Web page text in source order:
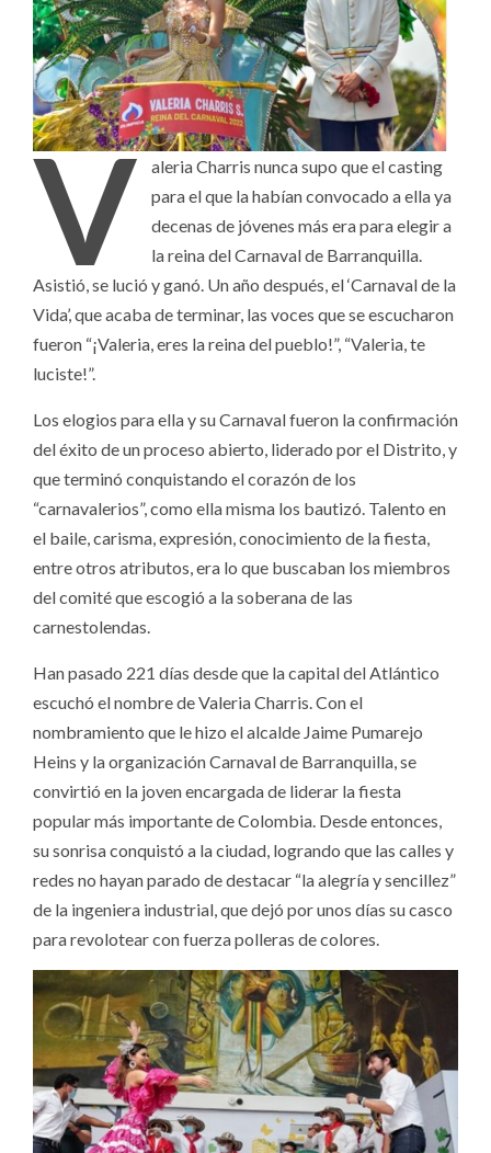
V
aleria Charris nunca supo que el casting
para el que la habían convocado a ella ya
decenas de jóvenes más era para elegir a
la reina del Carnaval de Barranquilla.
Asistió, se lució y ganó. Un año después, el ‘Carnaval de la
Vida’, que acaba de terminar, las voces que se escucharon
fueron “¡Valeria, eres la reina del pueblo!”, “Valeria, te
luciste!”.
Los elogios para ella y su Carnaval fueron la confirmación
del éxito de un proceso abierto, liderado por el Distrito, y
que terminó conquistando el corazón de los
“carnavalerios”, como ella misma los bautizó. Talento en
el baile, carisma, expresión, conocimiento de la fiesta,
entre otros atributos, era lo que buscaban los miembros
del comité que escogió a la soberana de las
carnestolendas.
Han pasado 221 días desde que la capital del Atlántico
escuchó el nombre de Valeria Charris. Con el
nombramiento que le hizo el alcalde Jaime Pumarejo
Heins y la organización Carnaval de Barranquilla, se
convirtió en la joven encargada de liderar la fiesta
popular más importante de Colombia. Desde entonces,
su sonrisa conquistó a la ciudad, logrando que las calles y
redes no hayan parado de destacar “la alegría y sencillez”
de la ingeniera industrial, que dejó por unos días su casco
para revolotear con fuerza polleras de colores.